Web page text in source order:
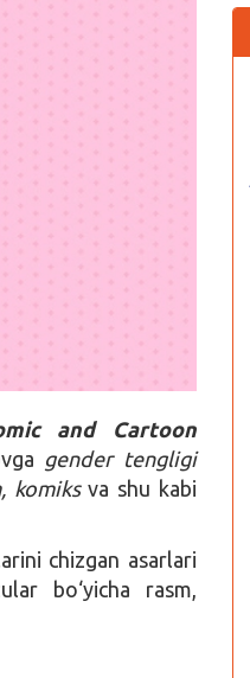
and Cartoon
gender tengligi
komiksva shu kabi
chizgan asarlari
bo‘yicha rasm,